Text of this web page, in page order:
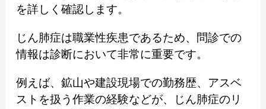
を詳しく確認します。
じん肺症は職業性疾患であるため、問診での
情報は診断において非常に重要です。
例えば、鉱山や建設現場での勤務歴、アスベ
ストを扱う作業の経験などが、じん肺症のリ